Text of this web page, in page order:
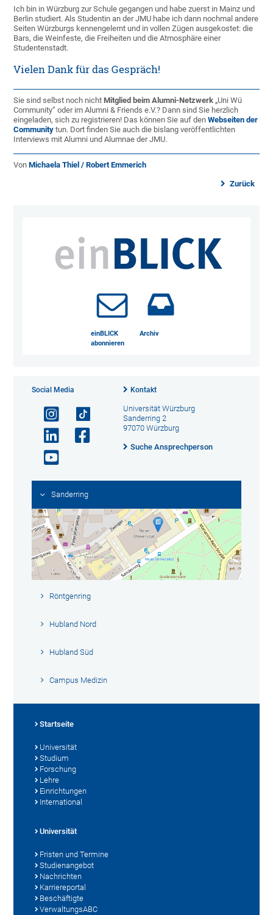
Ich bin in Würzburg zur Schule gegangen und habe zuerst in Mainz und
Berlin studiert. Als Studentin an der JMU habe ich dann nochmal andere
Seiten Würzburgs kennengelernt und in vollen Zügen ausgekostet: die
Bars, die Weinfeste, die Freiheiten und die Atmosphäre einer
Studentenstadt.
Vielen Dank für das Gespräch!
Sie sind selbst noch nichtMitglied beim Alumni-Netzwerk„Uni Wü
Community“ oder im Alumni & Friends e.V.? Dann sind Sie herzlich
eingeladen, sich zu registrieren! Das können Sie auf denWebseiten der
Community tun. Dort finden Sie auch die bislang veröffentlichten
Interviews mit Alumni und Alumnae der JMU.
VonMichaela Thiel / Robert Emmerich
Zurück
einBLICK
abonnieren
Archiv
Social Media Kontakt
Universität Würzburg
Sanderring 2
97070 Würzburg
Suche Ansprechperson
Sanderring
Röntgenring
Hubland Nord
Hubland Süd
Campus Medizin
Startseite
Universität
Studium
Forschung
Lehre
Einrichtungen
International
Universität
Fristen und Termine
Studienangebot
Nachrichten
Karriereportal
Beschäftigte
VerwaltungsABC